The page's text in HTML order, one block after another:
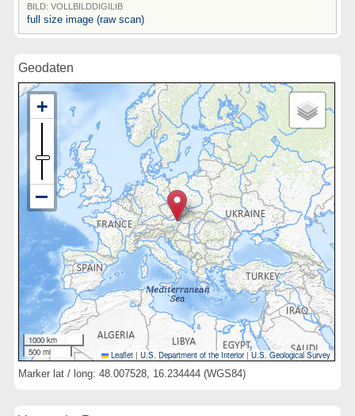
BILD: VOLLBILDDIGILIB
full size image (raw scan)
Geodaten
1000 km
500 mi
Leaflet | U.S. Department of the Interior|U.S. Geological Survey
Marker lat / long: 48.007528, 16.234444 (WGS84)